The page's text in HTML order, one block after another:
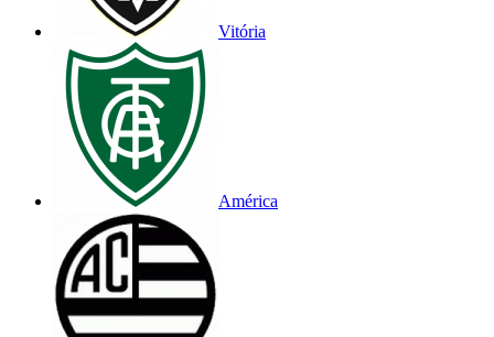
Vitória
América